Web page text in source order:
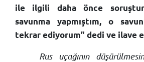
ile ilgili daha önce
savunma yapmıştım, o
tekrar ediyorum” dedi ve ilave
Rus uçağının